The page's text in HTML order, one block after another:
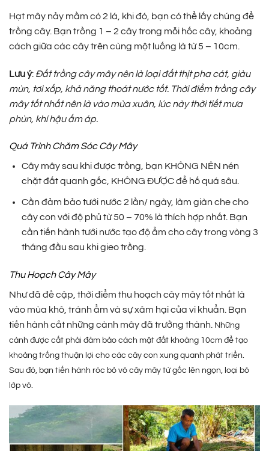
Hạt mây nảy mầm có 2 lá, khi đó, bạn có thể lấy chúng để
trồng cây. Bạn trồng 1 – 2 cây trong mỗi hốc cây, khoảng
cách giữa các cây trên cùng một luống là từ 5 – 10cm.
Lưu ý: Đất trồng cây mây nên là loại đất thịt pha cát, giàu
mùn, tơi xốp, khả năng thoát nước tốt. Thời điểm trồng cây
mây tốt nhất nên là vào mùa xuân, lúc này thời tiết mưa
phùn, khí hậu ấm áp.
Quá Trình Chăm Sóc Cây Mây
Cây mây sau khi được trồng, bạn KHÔNG NÊN nén
chặt đất quanh gốc, KHÔNG ĐƯỢC để hố quá sâu.
Cần đảm bảo tưới nước 2 lần/ ngày, làm giàn che cho
cây con với độ phủ từ 50 – 70% là thích hợp nhất. Bạn
cần tiến hành tưới nước tạo độ ẩm cho cây trong vòng 3
tháng đầu sau khi gieo trồng.
Thu Hoạch Cây Mây
Như đã đề cập, thời điểm thu hoạch cây mây tốt nhất là
vào mùa khô, tránh ẩm và sự xâm hại của vi khuẩn. Bạn
tiến hành cắt những cành mây đã trưởng thành. Những
cành được cắt phải đảm bảo cách mặt đất khoảng 10cm để tạo
khoảng trống thuận lợi cho các cây con xung quanh phát triển.
Sau đó, bạn tiến hành róc bỏ vỏ cây mây từ gốc lên ngọn, loại bỏ
lớp vỏ.